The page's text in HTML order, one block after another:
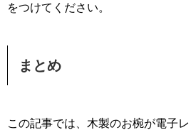
をつけてください。
まとめ
この記事では、木製のお椀が電子